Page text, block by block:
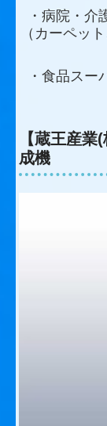
・病院・介
（カーペッ
・食品スー
【蔵王産業
成機